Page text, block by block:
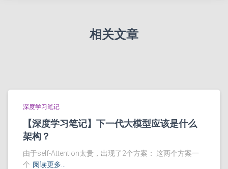
相关文章
深度学习笔记
【深度学习笔记】下一代大模型应该是什么
架构？
由于self-Attention太贵，出现了2个方案： 这两个方案一
个 阅读更多…